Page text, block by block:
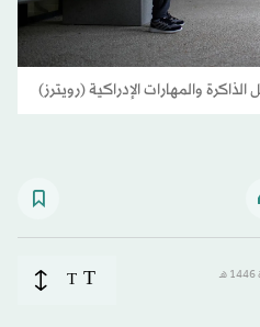
والمهارات الإدراكية (رويترز)
T
T